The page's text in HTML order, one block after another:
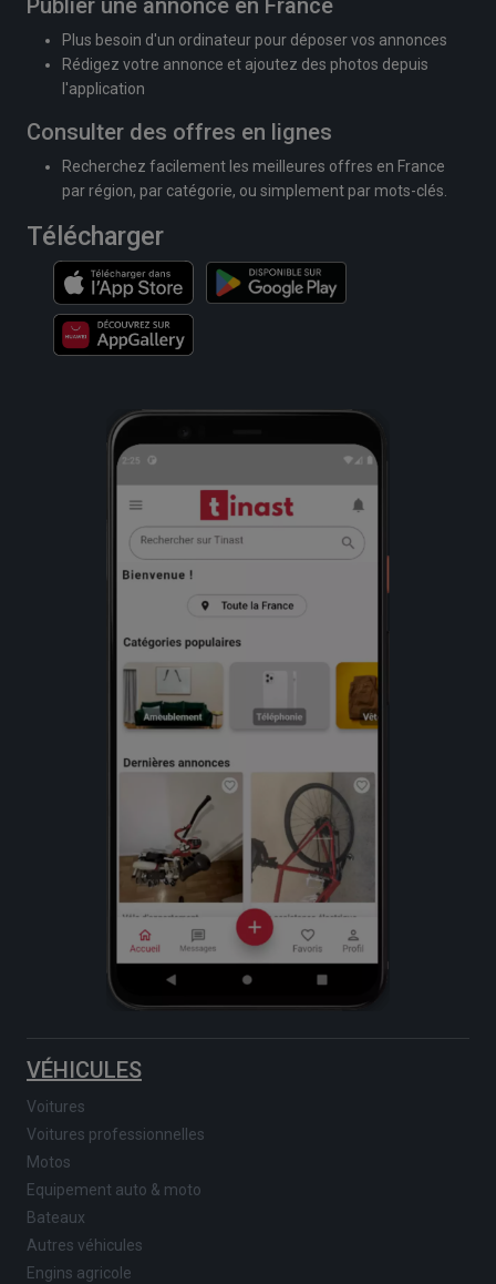
Plus besoin d'un ordinateur pour déposer vos annonces
Rédigez votre annonce et ajoutez des photos depuis
l'application
Consulter des offres en lignes
Recherchez facilement les meilleures offres en France
par région, par catégorie, ou simplement par mots-clés.
Télécharger
VÉHICULES
Voitures
Voitures professionnelles
Motos
Equipement auto & moto
Bateaux
Autres véhicules
Engins agricole